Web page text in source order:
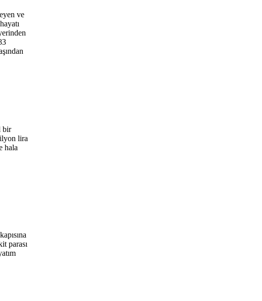
ve
bir
lira
hala
parası